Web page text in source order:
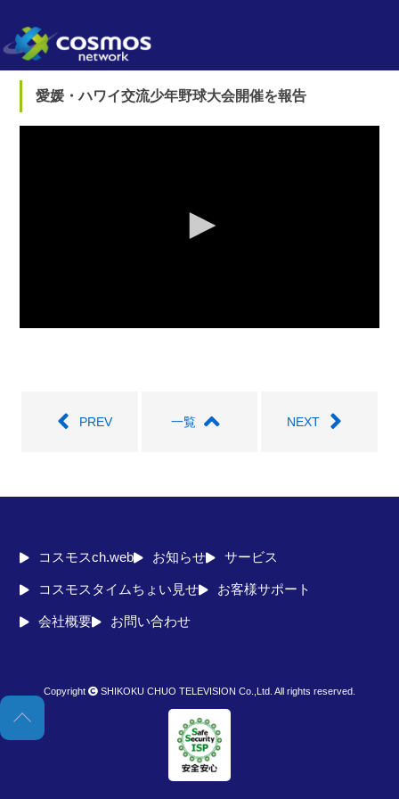
愛媛・ハワイ交流少年野球大会開催を報告
PREV 一覧 NEXT
コスモスch.web お知らせ サービス
コスモスタイムちょい見せ お客様サポート
会社概要 お問い合わせ
Copyright SHIKOKU CHUO TELEVISION Co.,Ltd. All rights reserved.